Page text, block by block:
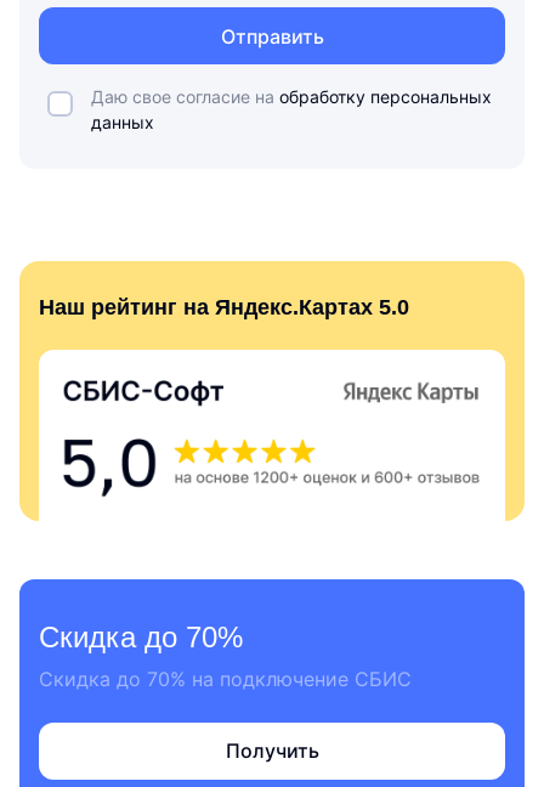
Отправить
Даю свое согласие на обработку персональных
данных
Наш рейтинг на Яндекс.Картах 5.0
Скидка до 70%
Скидка до 70% на подключение СБИС
Получить